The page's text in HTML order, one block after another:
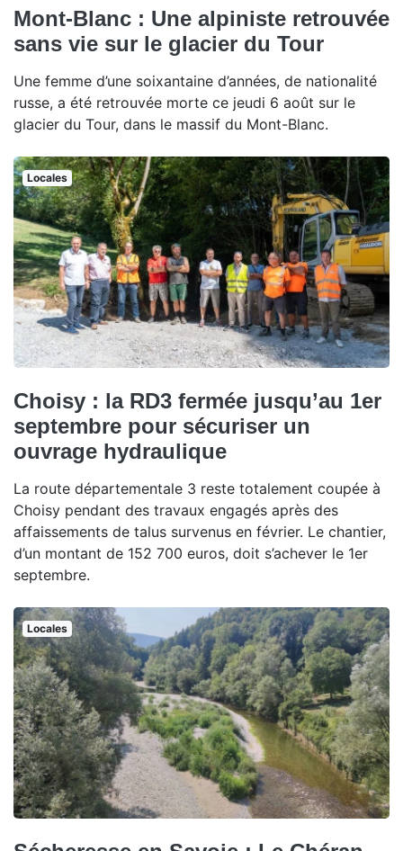
Mont-Blanc : Une alpiniste retrouvée
sans vie sur le glacier du Tour
Une femme d’une soixantaine d’années, de nationalité
russe, a été retrouvée morte ce jeudi 6 août sur le
glacier du Tour, dans le massif du Mont-Blanc.
Locales
Choisy : la RD3 fermée jusqu’au 1er
septembre pour sécuriser un
ouvrage hydraulique
La route départementale 3 reste totalement coupée à
Choisy pendant des travaux engagés après des
affaissements de talus survenus en février. Le chantier,
d’un montant de 152 700 euros, doit s’achever le 1er
septembre.
Locales